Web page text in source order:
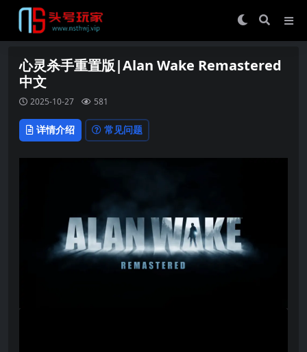
心灵杀手重置版|Alan Wake Remastered
中文
2025-10-27 581
详情介绍 常见问题